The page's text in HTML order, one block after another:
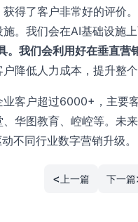
得了客户非常好的评价
。我们会在AI基础设施上
。我们会利用好在垂直
降低人力成本，提升整
客户超过6000+，主要
华图教育、崆崆等。未
不同行业数字营销升级。
< 上一篇 下一篇